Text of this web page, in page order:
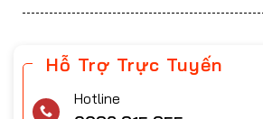
Hỗ Trợ Trực Tuyến
Hotline